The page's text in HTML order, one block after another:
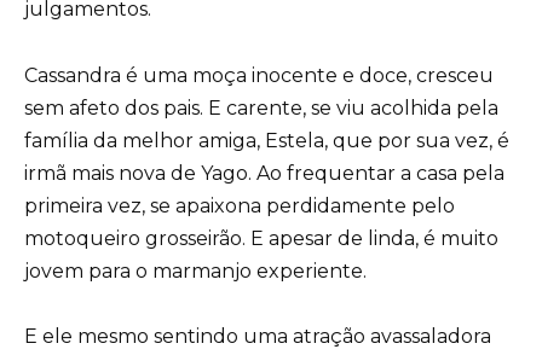
julgamentos.
Cassandra é uma moça inocente e doce, cresceu
sem afeto dos pais. E carente, se viu acolhida pela
família da melhor amiga, Estela, que por sua vez, é
irmã mais nova de Yago. Ao frequentar a casa pela
primeira vez, se apaixona perdidamente pelo
motoqueiro grosseirão. E apesar de linda, é muito
jovem para o marmanjo experiente.
E ele mesmo sentindo uma atração avassaladora